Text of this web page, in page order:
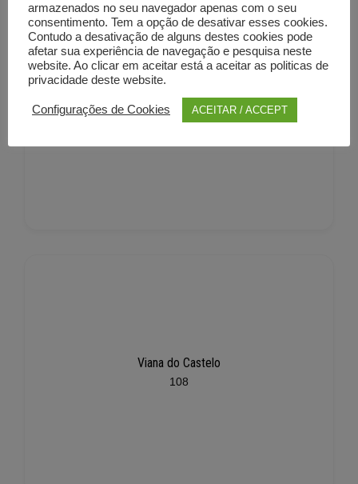
Setúbal
225
Viana do Castelo
108
armazenados no seu navegador apenas com o seu
consentimento. Tem a opção de desativar esses cookies.
Contudo a desativação de alguns destes cookies pode
afetar sua experiência de navegação e pesquisa neste
website. Ao clicar em aceitar está a aceitar as politicas de
privacidade deste website.
Configurações de Cookies ACEITAR / ACCEPT